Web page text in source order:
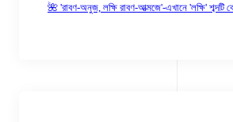
🌺 'রাবণ-অনুজ, লক্ষি রাবণ-আত্মজে'-এখানে 'লক্ষি' শব্দটি